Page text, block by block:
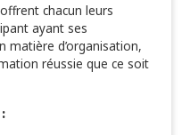
chacun leurs
ayant ses
matière d’organisation,
réussie que ce soit